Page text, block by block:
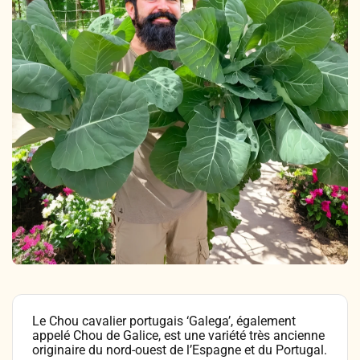
Légumes & Potagères
Aromatiques & Comestibles
Fleurs, Prairies, Engrais verts
Accesoires de Jardinage
Coffrets & Idées Cadeaux
Jardinage au naturel
Découvertes végétales
Plantes & Gastronomie
Bricolage & Inspirations
Notre philosophie
Ateliers & Evènements
Visitez notre magasin
Maraichers & Revendeurs
Le Chou cavalier portugais ‘Galega’, également
appelé Chou de Galice, est une variété très ancienne
originaire du nord-ouest de l’Espagne et du Portugal.